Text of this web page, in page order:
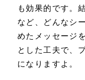
も効果的です。
など、どんなシ
めたメッセージ
とした工夫で、
になりますよ。